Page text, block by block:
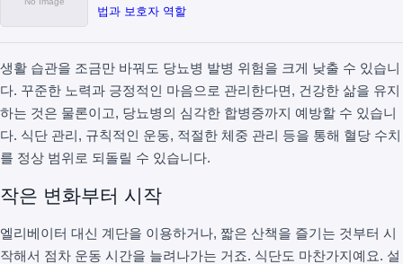
법과 보호자 역할
생활 습관을 조금만 바꿔도 당뇨병 발병 위험을 크게 낮출 수 있습니
다. 꾸준한 노력과 긍정적인 마음으로 관리한다면, 건강한 삶을 유지
하는 것은 물론이고, 당뇨병의 심각한 합병증까지 예방할 수 있습니
다. 식단 관리, 규칙적인 운동, 적절한 체중 관리 등을 통해 혈당 수치
를 정상 범위로 되돌릴 수 있습니다.
작은 변화부터 시작
엘리베이터 대신 계단을 이용하거나, 짧은 산책을 즐기는 것부터 시
작해서 점차 운동 시간을 늘려나가는 거죠. 식단도 마찬가지예요. 설